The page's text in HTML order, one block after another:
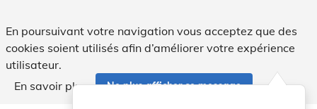
En poursuivant votre navigation vous acceptez que des
cookies soient utilisés afin d’améliorer votre expérience
utilisateur.
En savoir plus
Ne plus afficher ce message